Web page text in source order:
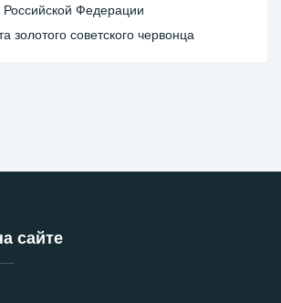
Федерации
золотого советского червонца
сайте